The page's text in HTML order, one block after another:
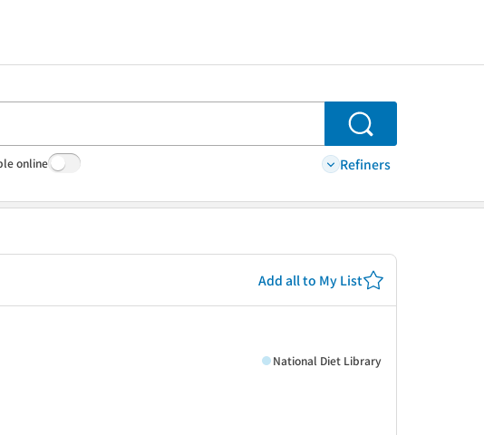
Search
online Refiners
Add all to My List
National Diet Library